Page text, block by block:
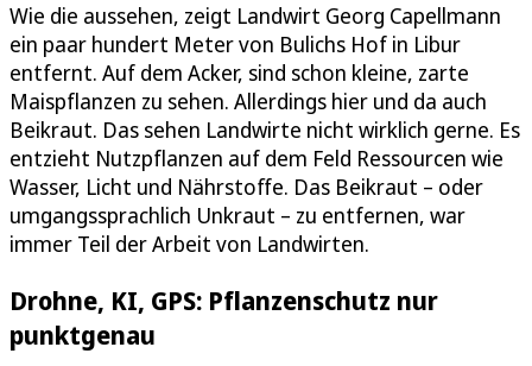
Wie die aussehen, zeigt Landwirt Georg Capellmann
ein paar hundert Meter von Bulichs Hof in Libur
entfernt. Auf dem Acker, sind schon kleine, zarte
Maispflanzen zu sehen. Allerdings hier und da auch
Beikraut. Das sehen Landwirte nicht wirklich gerne. Es
entzieht Nutzpflanzen auf dem Feld Ressourcen wie
Wasser, Licht und Nährstoffe. Das Beikraut – oder
umgangssprachlich Unkraut – zu entfernen, war
immer Teil der Arbeit von Landwirten.
Drohne, KI, GPS: Pflanzenschutz nur
punktgenau